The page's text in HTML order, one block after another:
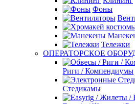
Фоны
Тележки
ОПЕРАТОРСКОЕ
Риги / Компендиумы
Стедикамы